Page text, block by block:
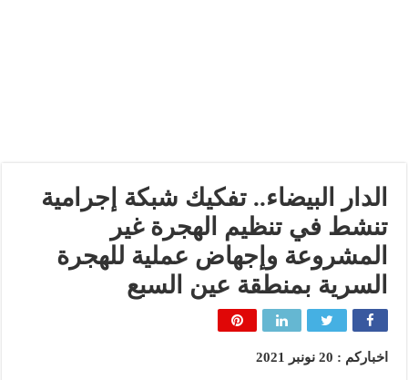
الدار البيضاء.. تفكيك شبكة إجرامية
تنشط في تنظيم الهجرة غير
المشروعة وإجهاض عملية للهجرة
السرية بمنطقة عين السبع
اخباركم : 20 نونبر 2021